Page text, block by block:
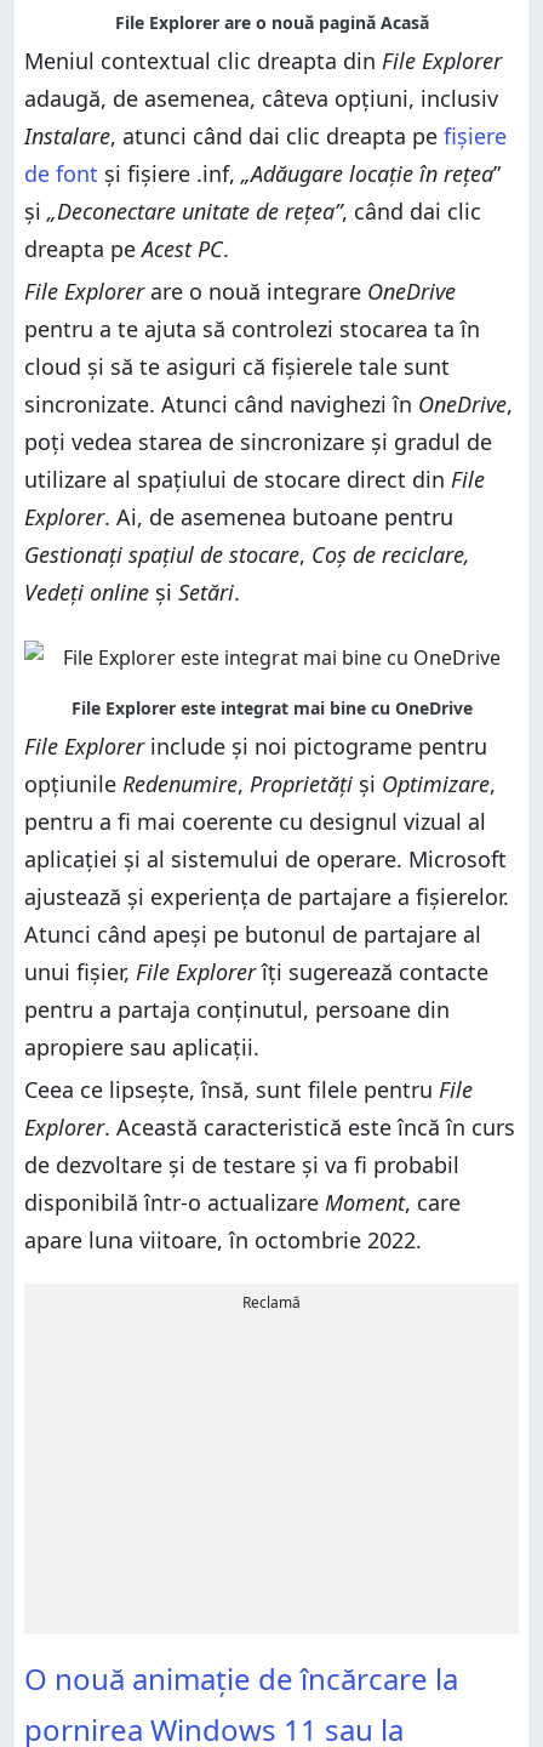
Meniul contextual clic dreapta din File Explorer
adaugă, de asemenea, câteva opțiuni, inclusiv
Instalare, atunci când dai clic dreapta pe fișiere
de font și fișiere .inf, „Adăugare locație în rețea”
și „Deconectare unitate de rețea”, când dai clic
dreapta peAcest PC.
File Explorerare o nouă integrare OneDrive
pentru a te ajuta să controlezi stocarea ta în
cloud și să te asiguri că fișierele tale sunt
sincronizate. Atunci când navighezi în OneDrive,
poți vedea starea de sincronizare și gradul de
utilizare al spațiului de stocare direct din File
Explorer. Ai, de asemenea butoane pentru
Gestionați spațiul de stocare, Coș de reciclare,
Vedeți online și Setări.
File Explorerinclude și noi pictograme pentru
opțiunile Redenumire, Proprietăți și Optimizare,
pentru a fi mai coerente cu designul vizual al
aplicației și al sistemului de operare. Microsoft
ajustează și experiența de partajare a fișierelor.
Atunci când apeși pe butonul de partajare al
unui fișier, File Explorerîți sugerează contacte
pentru a partaja conținutul, persoane din
apropiere sau aplicații.
Ceea ce lipsește, însă, sunt filele pentru File
Explorer. Această caracteristică este încă în curs
de dezvoltare și de testare și va fi probabil
disponibilă într-o actualizare Moment, care
apare luna viitoare, în octombrie 2022.
Reclamă
O nouă animație de încărcare la
pornirea Windows 11 sau la